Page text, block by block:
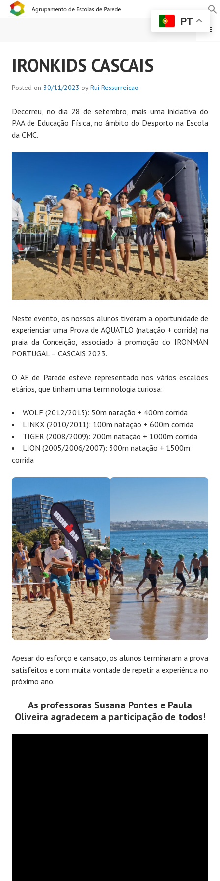
AGRUPAMENTO DE
ESCOLAS DE PAREDE
MENU
IRONKIDS CASCAIS
Posted on 30/11/2023 byRui Ressurreicao
Decorreu, no dia 28 de setembro, mais uma iniciativa do
PAA de Educação Física, no âmbito do Desporto na Escola
da CMC.
Neste evento, os nossos alunos tiveram a oportunidade de
experienciar uma Prova de AQUATLO (natação + corrida) na
praia da Conceição, associado à promoção do IRONMAN
PORTUGAL – CASCAIS 2023.
O AE de Parede esteve representado nos vários escalões
etários, que tinham uma terminologia curiosa:
WOLF (2012/2013): 50m natação + 400m corrida
LINKX (2010/2011): 100m natação + 600m corrida
TIGER (2008/2009): 200m natação + 1000m corrida
LION (2005/2006/2007): 300m natação + 1500m
corrida
Apesar do esforço e cansaço, os alunos terminaram a prova
satisfeitos e com muita vontade de repetir a experiência no
próximo ano.
As professoras Susana Pontes e Paula
Oliveira agradecem a participação de todos!
PT